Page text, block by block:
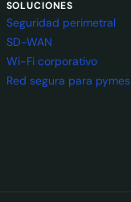
SOLUCIONES
Seguridad perimetral
SD-WAN
Wi-Fi corporativo
Red segura para pymes